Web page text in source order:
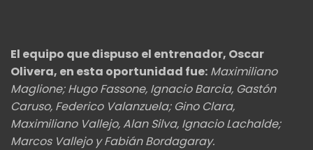
El equipo que dispuso el entrenador, Oscar
Olivera, en esta oportunidad fue: Maximiliano
Maglione; Hugo Fassone, Ignacio Barcia, Gastón
Caruso, Federico Valanzuela; Gino Clara,
Maximiliano Vallejo, Alan Silva, Ignacio Lachalde;
Marcos Vallejo y Fabián Bordagaray.